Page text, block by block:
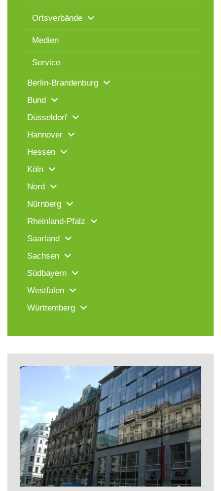
Ortsverbände
Medien
Service
Berlin-Brandenburg
Bund
Düsseldorf
Hannover
Hessen
Köln
Nord
Nürnberg
Rheinland-Pfalz
Saarland
Sachsen
Südbayern
Westfalen
Württemberg